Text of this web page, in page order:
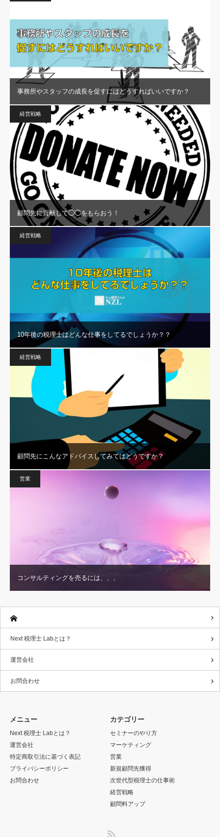
事務所やスタッフの成長を促すにはどうすればいいですか？
経営戦略
顧問先に貢献して◯◯をもらおう！
経営戦略
10年後の税理士はどんな仕事をしてるでしょうか？？
経営戦略
顧問先にこんなアドバイスしてみてはどうですか？
営業
コンサルティングを売るには、、、
Next 税理士 Labとは？
運営会社
お問合わせ
メニュー
Next 税理士 Labとは？
運営会社
特定商取引法に基づく表記
プライバシーポリシー
お問合わせ
カテゴリー
セミナーのやり方
マーケティング
営業
新規顧問先獲得
次世代型税理士の仕事術
経営戦略
顧問料アップ